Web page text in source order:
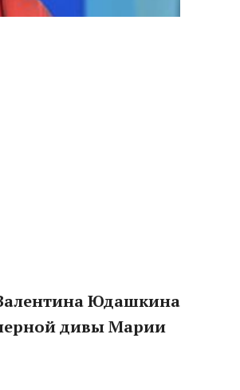
Юдашкина
дивы Марии